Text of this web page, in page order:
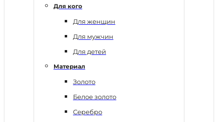
Для кого
Для женщин
Для мужчин
Для детей
Материал
Золото
Белое золото
Серебро